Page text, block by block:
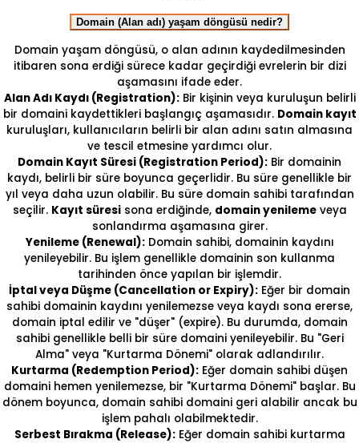
Domain (Alan adı) yaşam döngüsü nedir?
Domain yaşam döngüsü, o alan adının kaydedilmesinden
itibaren sona erdiği sürece kadar geçirdiği evrelerin bir dizi
aşamasını ifade eder.
Alan Adı Kaydı (Registration):Bir kişinin veya kuruluşun belirli
bir domaini kaydettikleri başlangıç aşamasıdır. Domain kayıt
kuruluşları, kullanıcıların belirli bir alan adını satın almasına
ve tescil etmesine yardımcı olur.
Domain Kayıt Süresi (Registration Period): Bir domainin
kaydı, belirli bir süre boyunca geçerlidir. Bu süre genellikle bir
yıl veya daha uzun olabilir. Bu süre domain sahibi tarafından
seçilir. Kayıt süresisona erdiğinde, domain yenilemeveya
sonlandırma aşamasına girer.
Yenileme (Renewal):Domain sahibi, domainin kaydını
yenileyebilir. Bu işlem genellikle domainin son kullanma
tarihinden önce yapılan bir işlemdir.
İptal veya Düşme (Cancellation or Expiry): Eğer bir domain
sahibi domainin kaydını yenilemezse veya kaydı sona ererse,
domain iptal edilir ve "düşer" (expire). Bu durumda, domain
sahibi genellikle belli bir süre domaini yenileyebilir. Bu "Geri
Alma" veya "Kurtarma Dönemi" olarak adlandırılır.
Kurtarma (Redemption Period): Eğer domain sahibi düşen
domaini hemen yenilemezse, bir "Kurtarma Dönemi" başlar. Bu
dönem boyunca, domain sahibi domaini geri alabilir ancak bu
işlem pahalı olabilmektedir.
Serbest Bırakma (Release):Eğer domain sahibi kurtarma